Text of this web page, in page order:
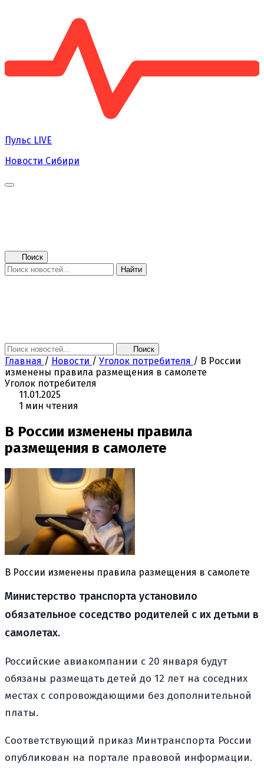
Пульс LIVE
Новости Сибири
Поиск
Найти
Поиск
Главная / Новости / Уголок потребителя / В России
изменены правила размещения в самолете
Уголок потребителя
11.01.2025
1 мин чтения
В России изменены правила
размещения в самолете
В России изменены правила размещения в самолете
Министерство транспорта установило
обязательное соседство родителей с их детьми в
самолетах.
Российские авиакомпании с 20 января будут
обязаны размещать детей до 12 лет на соседних
местах с сопровождающими без дополнительной
платы.
Соответствующий приказ Минтранспорта России
опубликован на портале правовой информации.